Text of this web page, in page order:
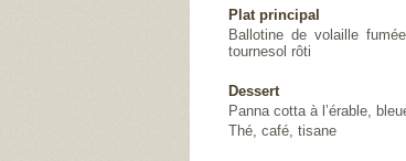
Plat principal
Ballotine de volaille
tournesol rôti
Dessert
Panna cotta à l’érable,
Thé, café, tisane